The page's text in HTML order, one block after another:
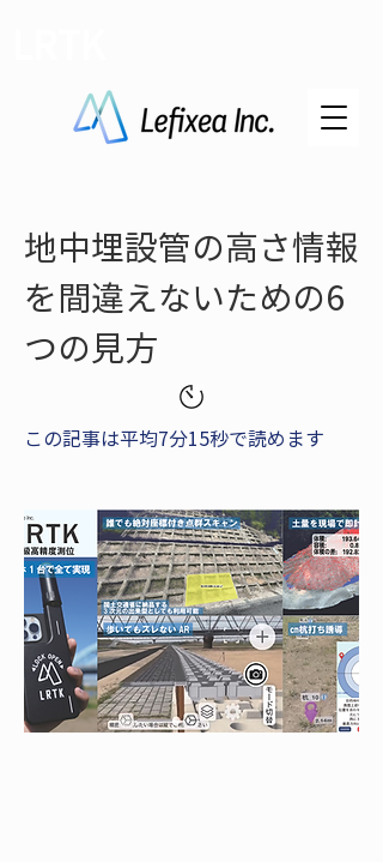
地中埋設管の高さ情報
を間違えないための6
つの見方
この記事は平均7分15秒で読めます